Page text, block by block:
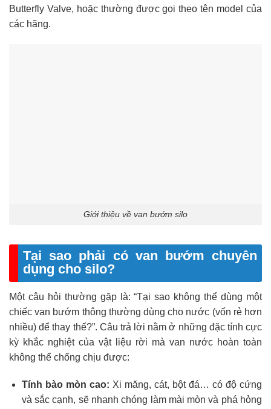
Butterfly Valve, hoặc thường được gọi theo tên model của
các hãng.
Giới thiệu về van bướm silo
Tại sao phải có van bướm chuyên
dụng cho silo?
Một câu hỏi thường gặp là: “Tại sao không thể dùng một
chiếc van bướm thông thường dùng cho nước (vốn rẻ hơn
nhiều) để thay thế?”. Câu trả lời nằm ở những đặc tính cực
kỳ khắc nghiệt của vật liệu rời mà van nước hoàn toàn
không thể chống chịu được:
Tính bào mòn cao: Xi măng, cát, bột đá… có độ cứng
và sắc cạnh, sẽ nhanh chóng làm mài mòn và phá hỏng